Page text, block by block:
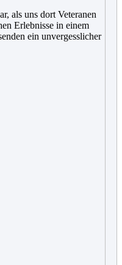
als uns dort Veteranen
Erlebnisse in einem
ein unvergesslicher